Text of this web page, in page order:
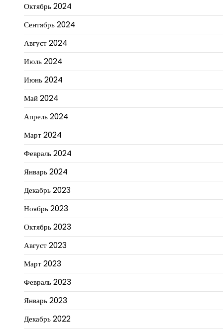
Октябрь 2024
Сентябрь 2024
Август 2024
Июль 2024
Июнь 2024
Май 2024
Апрель 2024
Март 2024
Февраль 2024
Январь 2024
Декабрь 2023
Ноябрь 2023
Октябрь 2023
Август 2023
Март 2023
Февраль 2023
Январь 2023
Декабрь 2022